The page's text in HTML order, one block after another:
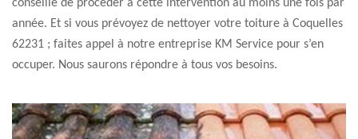
conseillé de procéder à cette intervention au moins une fois par
année. Et si vous prévoyez de nettoyer votre toiture à Coquelles
62231 ; faites appel à notre entreprise KM Service pour s’en
occuper. Nous saurons répondre à tous vos besoins.